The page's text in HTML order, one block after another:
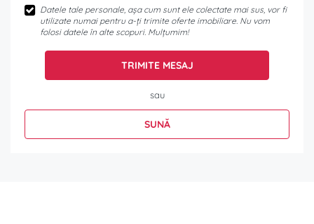
Datele tale personale, așa cum sunt ele colectate mai sus, vor fi
utilizate numai pentru a-ți trimite oferte imobiliare. Nu vom
folosi datele în alte scopuri. Mulțumim!
TRIMITE MESAJ
sau
SUNĂ